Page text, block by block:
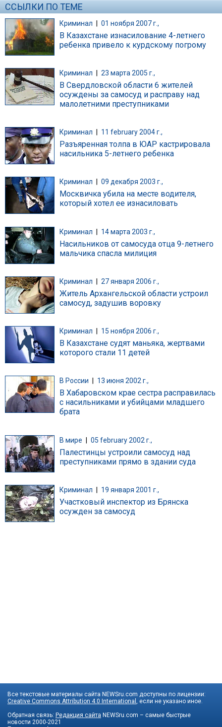
ССЫЛКИ ПО ТЕМЕ
Криминал | 01 ноября 2007 г.,
В Казахстане изнасилование 4-летнего
ребенка привело к курдскому погрому
Криминал 23 марта 2005 г.,
В Свердловской области 6 жителей
осуждены за самосуд и расправу над
малолетними преступниками
Криминал 11 february 2004 г.,
Разъяренная толпа в ЮАР кастрировала
насильника 5-летнего ребенка
Криминал 09 декабря 2003 г.,
Москвичка убила на месте водителя,
который хотел ее изнасиловать
Криминал | 14 марта 2003 г.,
Насильников от самосуда отца 9-летнего
мальчика спасла милиция
Криминал 27 января 2006 г.,
Житель Архангельской области устроил
самосуд, задушив воровку
Криминал 15 ноября 2006 г.,
В Казахстане судят маньяка, жертвами
которого стали 11 детей
В России 13 июня 2002 г.,
В Хабаровском крае сестра расправилась
с насильниками и убийцами младшего
брата
В мире 05 february 2002 г.,
Палестинцы устроили самосуд над
преступниками прямо в здании суда
Криминал 19 января 2001 г.,
Участковый инспектор из Брянска
осужден за самосуд
Все текстовые материалы сайта NEWSru.com доступны по лицензии:
Creative Commons Attribution 4.0 International , если не указано иное.
Обратная связь: Редакция сайта NEWSru.com – самые быстрые
новости 2000-2021